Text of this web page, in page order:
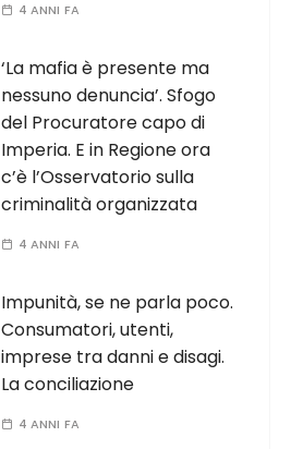
4 ANNI FA
‘La mafia è presente ma
nessuno denuncia’. Sfogo
del Procuratore capo di
Imperia. E in Regione ora
c’è l’Osservatorio sulla
criminalità organizzata
4 ANNI FA
Impunità, se ne parla poco.
Consumatori, utenti,
imprese tra danni e disagi.
La conciliazione
4 ANNI FA